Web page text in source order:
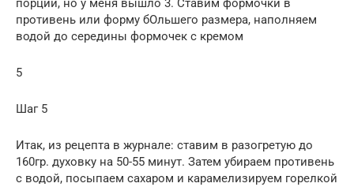
порции, но у меня вышло 3. Ставим формочки в
противень или форму бОльшего размера, наполняем
водой до середины формочек с кремом
5
Шаг 5
Итак, из рецепта в журнале: ставим в разогретую до
160гр. духовку на 50-55 минут. Затем убираем противень
с водой, посыпаем сахаром и карамелизируем горелкой